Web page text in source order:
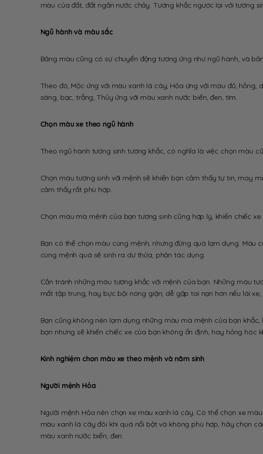
màu của đất, đất ngăn nước chảy. Tương khắc ngược lại với tương
Ngũ hành và màu sắc
Bảng màu cũng có sự chuyển động tương ứng như ngũ hành, và
Theo đó, Mộc ứng với màu xanh lá cây; Hỏa ứng với màu đỏ,
sáng, bạc, trắng; Thủy ứng với màu xanh nước biển, đen, tím.
Chọn màu xe theo ngũ hành
Theo ngũ hành tương sinh tương khắc, có nghĩa là việc chọn màu
Chọn màu tương sinh với mệnh sẽ khiến bạn cảm thấy tự tin, may
cảm thấy rất phù hợp.
Chọn màu mà mệnh của bạn tương sinh cũng hợp lý, khiến chiếc
Bạn có thể chọn màu cùng mệnh, nhưng đừng quá lạm dụng. Màu
cùng mệnh quá sẽ sinh ra dư thừa, phản tác dụng.
Cần tránh những màu tương khắc với mệnh của bạn. Những màu
mất tập trung, hay bực bội nóng giận, dễ gặp tai nạn hơn nếu lái
Bạn cũng không nên lạm dụng những màu mà mệnh của bạn
bạn nhưng sẽ khiến chiếc xe của bạn không ổn định, hay hỏng hóc
Kinh nghiệm chon màu xe theo mệnh và năm sinh
Người mệnh Hỏa
Người mệnh Hỏa nên chọn xe màu xanh lá cây. Có thể chọn xe
màu xanh lá cây đôi khi quá nổi bật và không phù hơp, hãy chọn
màu xanh nước biển, đen.